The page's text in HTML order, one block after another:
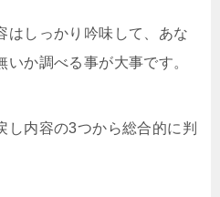
はしっかり吟味して、あな
か調べる事が大事です。
し内容の3つから総合的に判